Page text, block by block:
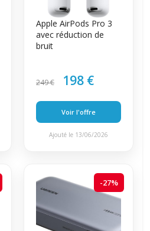
Apple AirPods Pro 3
avec réduction de
bruit
249 € 198 €
Voir l'offre
Ajouté le 13/06/2026
-27%